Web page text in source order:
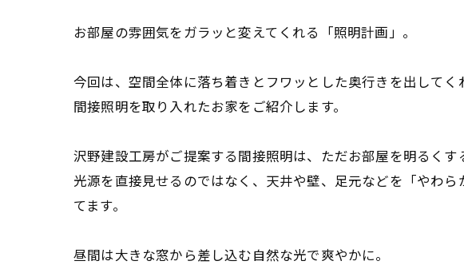
お部屋の雰囲気をガラッと変えてくれる「照明計画」。
今回は、空間全体に落ち着きとフワッとした奥行きを出してく
間接照明を取り入れたお家をご紹介します。
沢野建設工房がご提案する間接照明は、ただお部屋を明るくす
光源を直接見せるのではなく、天井や壁、足元などを「やわ
てます。
昼間は大きな窓から差し込む自然な光で爽やかに。